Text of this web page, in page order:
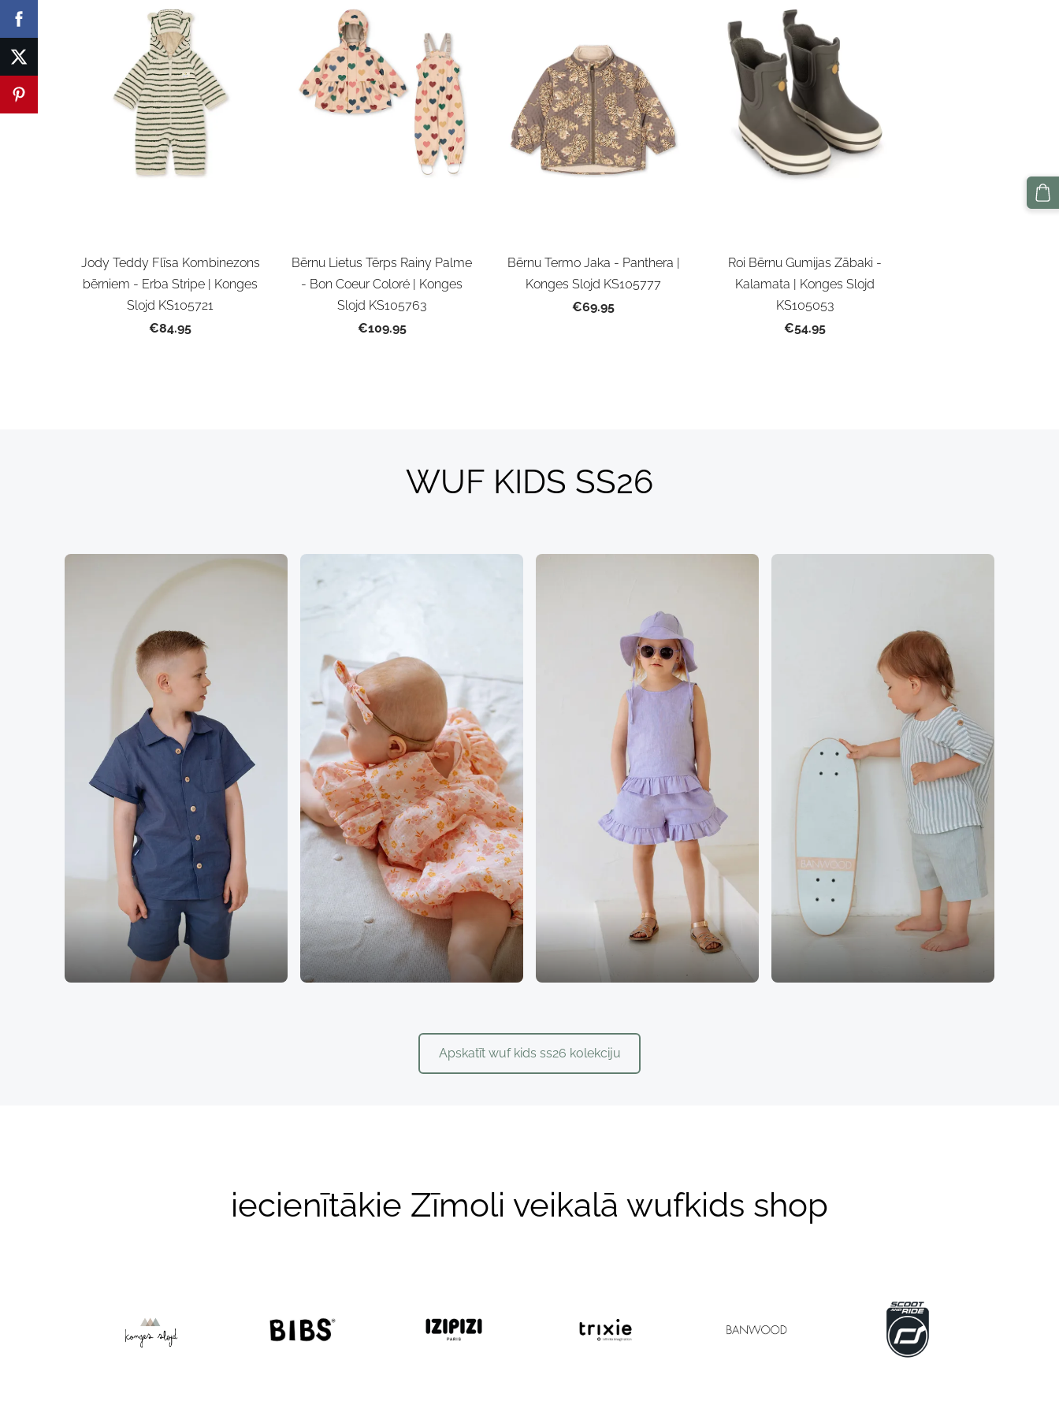
Jody Teddy Flīsa Kombinezons
bērniem - Erba Stripe | Konges
Slojd KS105721
€84.95
Bērnu Lietus Tērps Rainy Palme
- Bon Coeur Coloré | Konges
Slojd KS105763
€109.95
Bērnu Termo Jaka - Panthera |
Konges Slojd KS105777
€69.95
Roi Bērnu Gumijas Zābaki -
Kalamata | Konges Slojd
KS105053
€54.95
WUF KIDS SS26
​Apskatīt wuf kids ss26 kolekciju​
iecienītākie Zīmoli veikalā wufkids shop